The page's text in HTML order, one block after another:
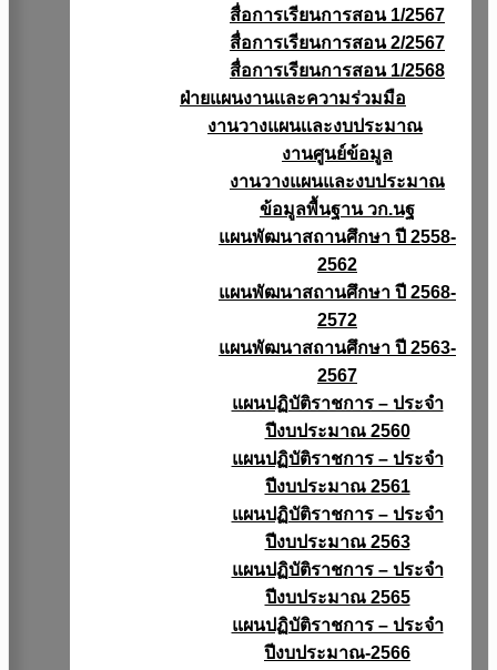
สื่อการเรียนการสอน 1/2567
สื่อการเรียนการสอน 2/2567
สื่อการเรียนการสอน 1/2568
ฝ่ายแผนงานเเละความร่วมมือ
งานวางแผนเเละงบประมาณ
งานศูนย์ข้อมูล
งานวางแผนและงบประมาณ
ข้อมูลพื้นฐาน วก.นฐ
แผนพัฒนาสถานศึกษา ปี 2558-
2562
แผนพัฒนาสถานศึกษา ปี 2568-
2572
แผนพัฒนาสถานศึกษา ปี 2563-
2567
แผนปฏิบัติราชการ – ประจำ
ปีงบประมาณ 2560
แผนปฏิบัติราชการ – ประจำ
ปีงบประมาณ 2561
แผนปฏิบัติราชการ – ประจำ
ปีงบประมาณ 2563
แผนปฏิบัติราชการ – ประจำ
ปีงบประมาณ 2565
แผนปฏิบัติราชการ – ประจำ
ปีงบประมาณ-2566